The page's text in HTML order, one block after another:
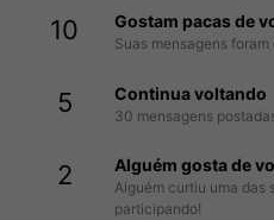
10 Gostam pacas de
Suas mensagens
5 Continua voltando
30 mensagens
2 Alguém gosta de
Alguém curtiu uma das
participando!